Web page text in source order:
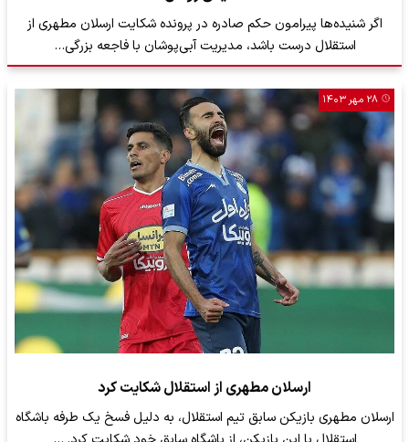
اگر شنیده‌ها پیرامون حکم صادره در پرونده شکایت ارسلان مطهری از
استقلال درست باشد، مدیریت آبی‌پوشان با فاجعه بزرگی…
۲۸ مهر ۱۴۰۳
ارسلان مطهری از استقلال شکایت کرد
ارسلان مطهری بازیکن سابق تیم استقلال، به دلیل فسخ یک طرفه باشگاه